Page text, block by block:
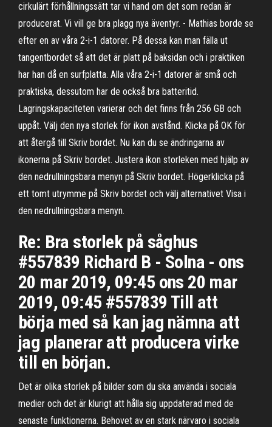
cirkulärt förhållningssätt tar vi hand om det som redan är
producerat. Vi vill ge bra plagg nya äventyr. - Mathias borde se
efter en av våra 2-i-1 datorer. På dessa kan man fälla ut
tangentbordet så att det är platt på baksidan och i praktiken
har han då en surfplatta. Alla våra 2-i-1 datorer är små och
praktiska, dessutom har de också bra batteritid.
Lagringskapaciteten varierar och det finns från 256 GB och
uppåt. Välj den nya storlek för ikon avstånd. Klicka på OK för
att återgå till Skriv bordet. Nu kan du se ändringarna av
ikonerna på Skriv bordet. Justera ikon storleken med hjälp av
den nedrullningsbara menyn på Skriv bordet. Högerklicka på
ett tomt utrymme på Skriv bordet och välj alternativet Visa i
den nedrullningsbara menyn.
Re: Bra storlek på såghus
#557839 Richard B - Solna - ons
20 mar 2019, 09:45 ons 20 mar
2019, 09:45 #557839 Till att
börja med så kan jag nämna att
jag planerar att producera virke
till en början.
Det är olika storlek på bilder som du ska använda i sociala
medier och det är klurigt att hålla sig uppdaterad med de
senaste funktionerna. Behovet av en stark närvaro i sociala